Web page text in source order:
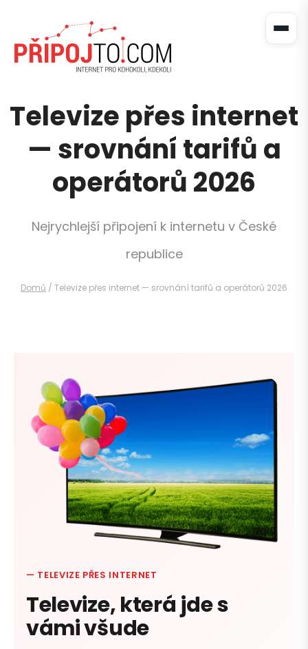
Televize přes internet
— srovnání tarifů a
operátorů 2026
Nejrychlejší připojení k internetu v České
republice
Domů / Televize přes internet — srovnání tarifů a operátorů 2026
— TELEVIZE PŘES INTERNET
Televize, která jde s
vámi všude